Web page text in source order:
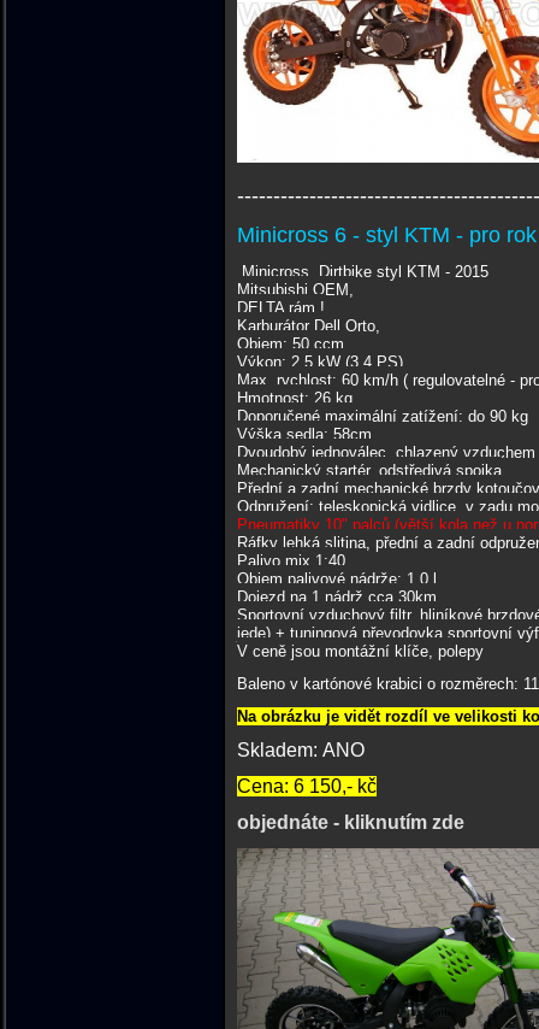
Minicross 6 - styl KTM - pro
Minicross, Dirtbike styl KTM - 2015
Mitsubishi OEM,
DELTA rám !
Karburátor Dell Orto,
Objem: 50 ccm
Výkon: 2,5 kW (3.4 PS)
Max. rychlost: 60 km/h ( regulovatelné -
Hmotnost: 26 kg
Doporučené maximální zatížení: do 90 kg
Výška sedla: 58cm
Dvoudobý jednoválec, chlazený vzduchem
Mechanický startér, odstředivá spojka
Přední a zadní mechanické brzdy
Odpružení: teleskopická vidlice, v zadu
Pneumatiky 10" palců (větší kola než u
Ráfky lehká slitina, přední a zadní
Palivo mix 1:40
Objem palivové nádrže: 1,0 l
Dojezd na 1 nádrž cca 30km
Sportovní vzduchový filtr, hliníkové
jede) + tuningová převodovka sportovní
V ceně jsou montážní klíče, polepy
Baleno v kartónové krabici o rozměrech:
Na obrázku je vidět rozdíl ve velikosti
Skladem: ANO
Cena: 6 150,- kč
objednáte - kliknutím zde